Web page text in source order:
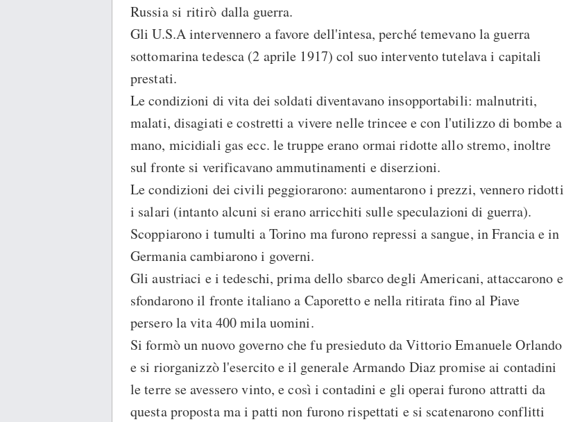
Russia si ritirò dalla guerra.
Gli U.S.A intervennero a favore dell'intesa, perché temevano la guerra
sottomarina tedesca (2 aprile 1917) col suo intervento tutelava i capitali
prestati.
Le condizioni di vita dei soldati diventavano insopportabili: malnutriti,
malati, disagiati e costretti a vivere nelle trincee e con l'utilizzo di bombe a
mano, micidiali gas ecc. le truppe erano ormai ridotte allo stremo, inoltre
sul fronte si verificavano ammutinamenti e diserzioni.
Le condizioni dei civili peggiorarono: aumentarono i prezzi, vennero ridotti
i salari (intanto alcuni si erano arricchiti sulle speculazioni di guerra).
Scoppiarono i tumulti a Torino ma furono repressi a sangue, in Francia e in
Germania cambiarono i governi.
Gli austriaci e i tedeschi, prima dello sbarco degli Americani, attaccarono e
sfondarono il fronte italiano a Caporetto e nella ritirata fino al Piave
persero la vita 400 mila uomini.
Si formò un nuovo governo che fu presieduto da Vittorio Emanuele Orlando
e si riorganizzò l'esercito e il generale Armando Diaz promise ai contadini
le terre se avessero vinto, e così i contadini e gli operai furono attratti da
questa proposta ma i patti non furono rispettati e si scatenarono conflitti